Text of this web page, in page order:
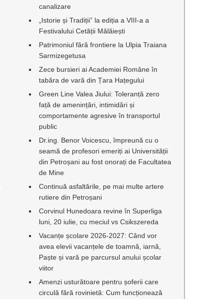
canalizare
„Istorie și Tradiții” la ediția a VIII-a a
Festivalului Cetății Mălăiești
Patrimoniul fără frontiere la Ulpia Traiana
Sarmizegetusa
Zece bursieri ai Academiei Române în
tabăra de vară din Țara Hațegului
Green Line Valea Jiului: Toleranță zero
față de amenințări, intimidări și
comportamente agresive în transportul
public
Dr.ing. Benor Voicescu, împreună cu o
seamă de profesori emeriți ai Universității
din Petroșani au fost onorați de Facultatea
de Mine
Continuă asfaltările, pe mai multe artere
rutiere din Petroșani
Corvinul Hunedoara revine în Superliga
luni, 20 iulie, cu meciul vs Csikszereda
Vacanțe școlare 2026-2027: Când vor
avea elevii vacanțele de toamnă, iarnă,
Paște și vară pe parcursul anului școlar
viitor
Amenzi usturătoare pentru șoferii care
circulă fără rovinietă: Cum funcționează